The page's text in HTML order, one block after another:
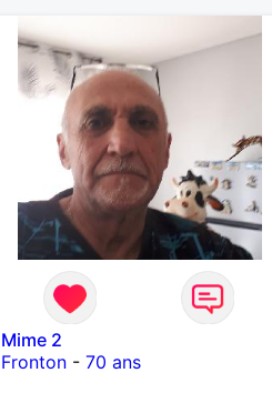
Mime 2
Fronton- 70 ans